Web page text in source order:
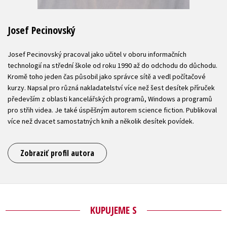
Josef Pecinovský
Josef Pecinovský pracoval jako učitel v oboru informačních
technologií na střední škole od roku 1990 až do odchodu do důchodu.
Kromě toho jeden čas působil jako správce sítě a vedl počítačové
kurzy. Napsal pro různá nakladatelství více než šest desítek příruček
především z oblasti kancelářských programů, Windows a programů
pro střih videa. Je také úspěšným autorem science fiction. Publikoval
více než dvacet samostatných knih a několik desítek povídek.
Zobraziť profil autora
KUPUJEME S